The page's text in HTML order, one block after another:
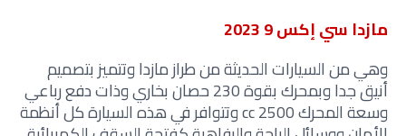
مازدا سي إكس 9 2023
وهي من السيارات الحديثة من طراز مازدا وتتميز بتصميم
أنيق جدا وبمحرك بقوة 230 حصان بخاري وذات دفع رباعي
وسعة المحرك 2500 cc وتتوافر في هذه السيارة كل أنظمة